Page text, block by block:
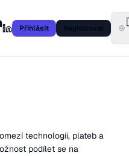
Přihlásit
technologií, plateb a
podílet se na